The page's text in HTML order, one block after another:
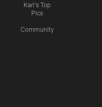
Karl's Top
Pics
Community